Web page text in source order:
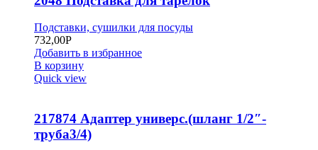
Подставки, сушилки для посуды
732,00Р
Добавить в избранное
В корзину
Quick view
217874 Адаптер универс.(шланг 1/2″-
труба3/4)